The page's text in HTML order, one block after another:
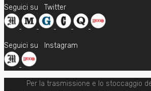
Seguici su Twitter
Seguici su Instagram
Per la trasmissione e lo stoccaggio